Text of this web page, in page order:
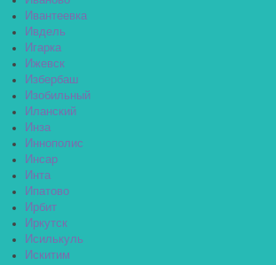
Ивантеевка
Ивдель
Игарка
Ижевск
Избербаш
Изобильный
Иланский
Инза
Иннополис
Инсар
Инта
Ипатово
Ирбит
Иркутск
Исилькуль
Искитим